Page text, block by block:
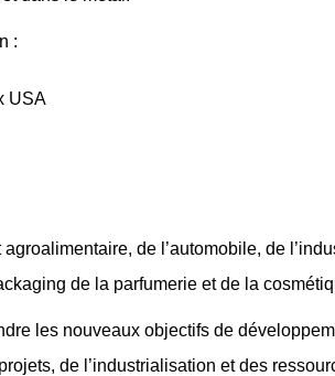
:
USA
de l’automobile, de
de la parfumerie et de la
les nouveaux objectifs de
de l’industrialisation et des